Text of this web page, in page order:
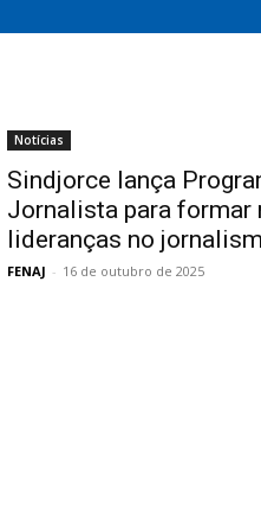
Notícias
Sindjorce lança
Jornalista para formar
lideranças no
FENAJ - 16 de outubro de 2025